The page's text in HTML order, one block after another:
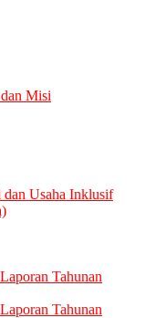
Misi
dan Usaha Inklusif
Tahunan
Tahunan